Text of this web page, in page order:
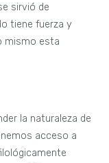
sirvió de
tiene fuerza y
mismo esta
la naturaleza de
acceso a